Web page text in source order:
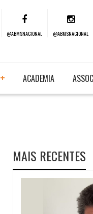
@ABMSNACIONAL @ABMSNACIONAL
ACADEMIA
MAIS RECENTES